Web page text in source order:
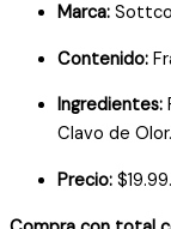
Marca:
Contenido:
Ingredientes:
Clavo de Olor.
Precio: $19.99.